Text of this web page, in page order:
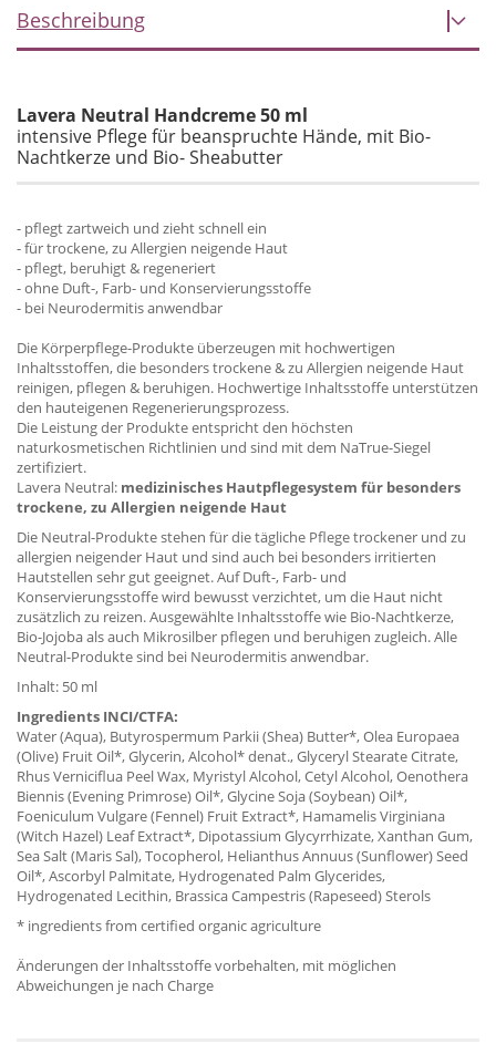
Beschreibung
Lavera Neutral Handcreme 50 ml
intensive Pflege für beanspruchte Hände, mit Bio-
Nachtkerze und Bio- Sheabutter
- pflegt zartweich und zieht schnell ein
- für trockene, zu Allergien neigende Haut
- pflegt, beruhigt & regeneriert
- ohne Duft-, Farb- und Konservierungsstoffe
- bei Neurodermitis anwendbar
Die Körperpflege-Produkte überzeugen mit hochwertigen
Inhaltsstoffen, die besonders trockene & zu Allergien neigende Haut
reinigen, pflegen & beruhigen. Hochwertige Inhaltsstoffe unterstützen
den hauteigenen Regenerierungsprozess.
Die Leistung der Produkte entspricht den höchsten
naturkosmetischen Richtlinien und sind mit dem NaTrue-Siegel
zertifiziert.
Lavera Neutral: medizinisches Hautpflegesystem für besonders
trockene, zu Allergien neigende Haut
Die Neutral-Produkte stehen für die tägliche Pflege trockener und zu
allergien neigender Haut und sind auch bei besonders irritierten
Hautstellen sehr gut geeignet. Auf Duft-, Farb- und
Konservierungsstoffe wird bewusst verzichtet, um die Haut nicht
zusätzlich zu reizen. Ausgewählte Inhaltsstoffe wie Bio-Nachtkerze,
Bio-Jojoba als auch Mikrosilber pflegen und beruhigen zugleich. Alle
Neutral-Produkte sind bei Neurodermitis anwendbar.
Inhalt: 50 ml
Ingredients INCI/CTFA:
Water (Aqua), Butyrospermum Parkii (Shea) Butter*, Olea Europaea
(Olive) Fruit Oil*, Glycerin, Alcohol* denat., Glyceryl Stearate Citrate,
Rhus Verniciflua Peel Wax, Myristyl Alcohol, Cetyl Alcohol, Oenothera
Biennis (Evening Primrose) Oil*, Glycine Soja (Soybean) Oil*,
Foeniculum Vulgare (Fennel) Fruit Extract*, Hamamelis Virginiana
(Witch Hazel) Leaf Extract*, Dipotassium Glycyrrhizate, Xanthan Gum,
Sea Salt (Maris Sal), Tocopherol, Helianthus Annuus (Sunflower) Seed
Oil*, Ascorbyl Palmitate, Hydrogenated Palm Glycerides,
Hydrogenated Lecithin, Brassica Campestris (Rapeseed) Sterols
* ingredients from certified organic agriculture
Änderungen der Inhaltsstoffe vorbehalten, mit möglichen
Abweichungen je nach Charge